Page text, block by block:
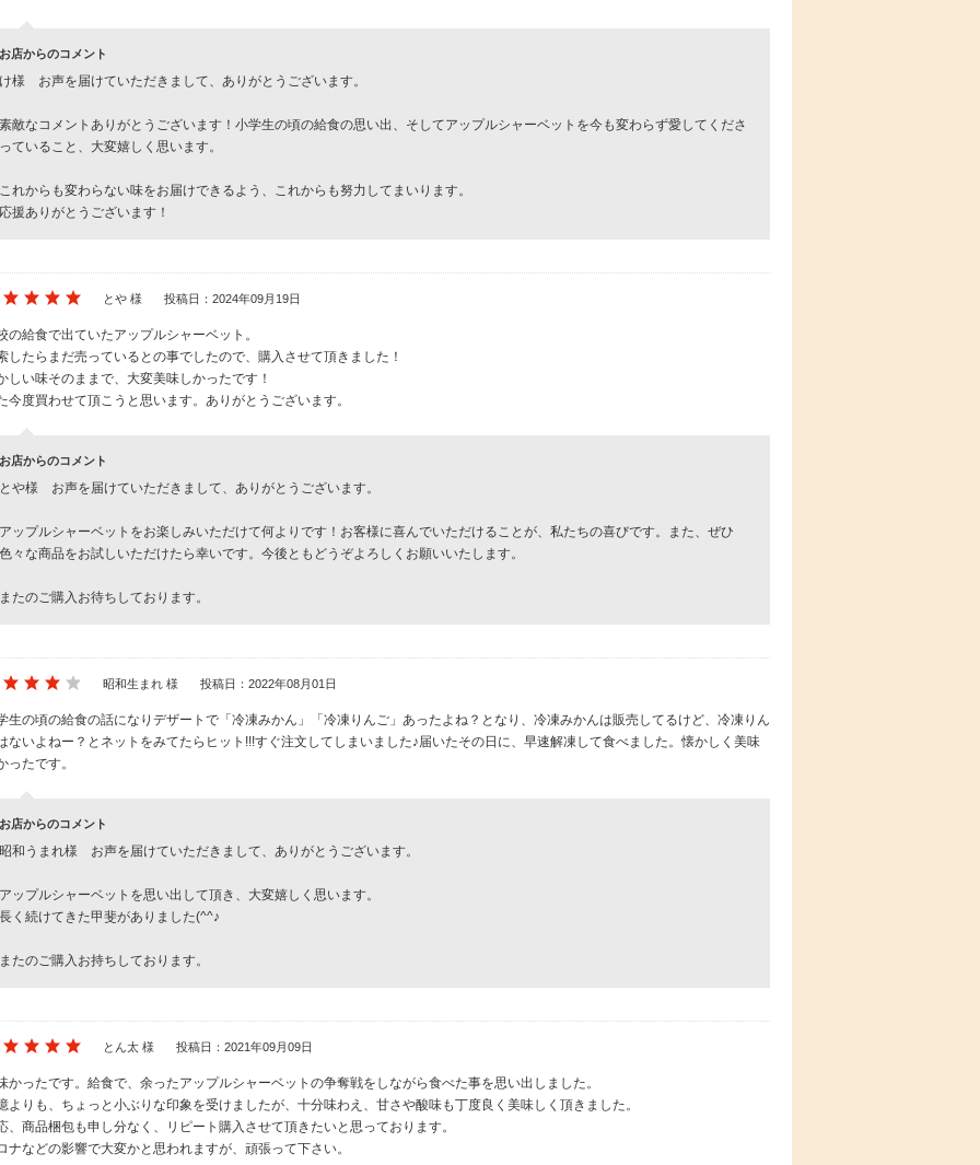
お店からのコメント
け様 お声を届けていただきまして、ありがとうございます。
素敵なコメントありがとうございます！小学生の頃の給食の思い出、そしてアップルシャーベットを今も変わらず愛してくださ
っていること、大変嬉しく思います。
これからも変わらない味をお届けできるよう、これからも努力してまいります。
応援ありがとうございます！
とや 様 投稿日：2024年09月19日
の給食で出ていたアップルシャーベット。
したらまだ売っているとの事でしたので、購入させて頂きました！
しい味そのままで、大変美味しかったです！
今度買わせて頂こうと思います。ありがとうございます。
お店からのコメント
とや様 お声を届けていただきまして、ありがとうございます。
アップルシャーベットをお楽しみいただけて何よりです！お客様に喜んでいただけることが、私たちの喜びです。また、ぜひ
色々な商品をお試しいただけたら幸いです。今後ともどうぞよろしくお願いいたします。
またのご購入お待ちしております。
昭和生まれ 様 投稿日：2022年08月01日
生の頃の給食の話になりデザートで「冷凍みかん」「冷凍りんご」あったよね？となり、冷凍みかんは販売してるけど、冷凍りん
ないよねー？とネットをみてたらヒット!!!すぐ注文してしまいました♪届いたその日に、早速解凍して食べました。懐かしく美味
ったです。
お店からのコメント
昭和うまれ様 お声を届けていただきまして、ありがとうございます。
アップルシャーベットを思い出して頂き、大変嬉しく思います。
長く続けてきた甲斐がありました(^^♪
またのご購入お持ちしております。
とん太 様 投稿日：2021年09月09日
かったです。給食で、余ったアップルシャーベットの争奪戦をしながら食べた事を思い出しました。
よりも、ちょっと小ぶりな印象を受けましたが、十分味わえ、甘さや酸味も丁度良く美味しく頂きました。
、商品梱包も申し分なく、リピート購入させて頂きたいと思っております。
ナなどの影響で大変かと思われますが、頑張って下さい。